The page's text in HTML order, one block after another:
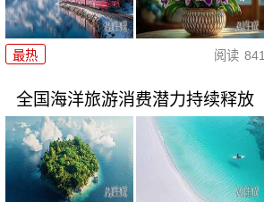
最热 阅读 841
全国海洋旅游消费潜力持续释放